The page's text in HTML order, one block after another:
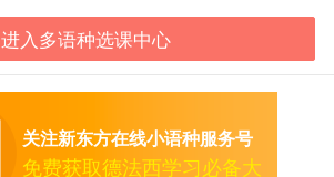
快来扫码关注我们吧！
进入多语种选课中心
关注新东方在线小语种服务号
免费获取德法西学习必备大